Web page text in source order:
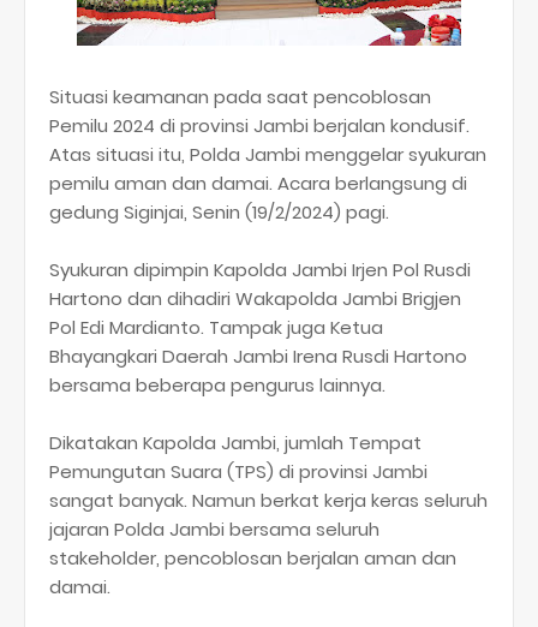
Situasi keamanan pada saat pencoblosan
Pemilu 2024 di provinsi Jambi berjalan kondusif.
Atas situasi itu, Polda Jambi menggelar syukuran
pemilu aman dan damai. Acara berlangsung di
gedung Siginjai, Senin (19/2/2024) pagi.
Syukuran dipimpin Kapolda Jambi Irjen Pol Rusdi
Hartono dan dihadiri Wakapolda Jambi Brigjen
Pol Edi Mardianto. Tampak juga Ketua
Bhayangkari Daerah Jambi Irena Rusdi Hartono
bersama beberapa pengurus lainnya.
Dikatakan Kapolda Jambi, jumlah Tempat
Pemungutan Suara (TPS) di provinsi Jambi
sangat banyak. Namun berkat kerja keras seluruh
jajaran Polda Jambi bersama seluruh
stakeholder, pencoblosan berjalan aman dan
damai.